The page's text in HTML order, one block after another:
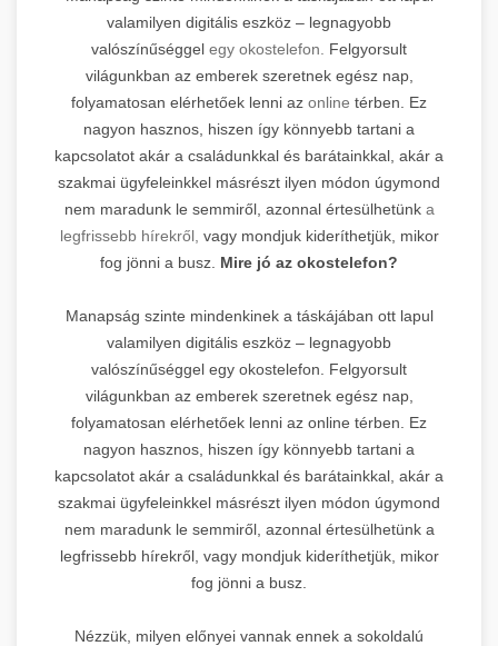
valamilyen digitális eszköz – legnagyobb
valószínűséggel egy okostelefon.
Felgyorsult
világunkban az emberek szeretnek egész nap,
folyamatosan elérhetőek lenni az online térben. Ez
nagyon hasznos, hiszen így könnyebb tartani a
kapcsolatot akár a családunkkal és barátainkkal, akár a
szakmai ügyfeleinkkel másrészt ilyen módon úgymond
nem maradunk le semmiről, azonnal értesülhetünk a
legfrissebb hírekről, vagy mondjuk kideríthetjük, mikor
fog jönni a busz. Mire jó az okostelefon?
Manapság szinte mindenkinek a táskájában ott lapul
valamilyen digitális eszköz – legnagyobb
valószínűséggel egy okostelefon. Felgyorsult
világunkban az emberek szeretnek egész nap,
folyamatosan elérhetőek lenni az online térben. Ez
nagyon hasznos, hiszen így könnyebb tartani a
kapcsolatot akár a családunkkal és barátainkkal, akár a
szakmai ügyfeleinkkel másrészt ilyen módon úgymond
nem maradunk le semmiről, azonnal értesülhetünk a
legfrissebb hírekről, vagy mondjuk kideríthetjük, mikor
fog jönni a busz.
Nézzük, milyen előnyei vannak ennek a sokoldalú